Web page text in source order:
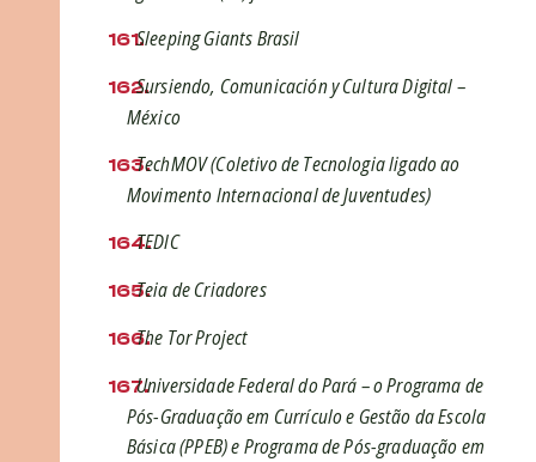
Sleeping Giants Brasil
Sursiendo, Comunicación y Cultura Digital –
México
TechMOV (Coletivo de Tecnologia ligado ao
Movimento Internacional de Juventudes)
TEDIC
Teia de Criadores
The Tor Project
Universidade Federal do Pará – o Programa de
Pós-Graduação em Currículo e Gestão da Escola
Básica (PPEB) e Programa de Pós-graduação em